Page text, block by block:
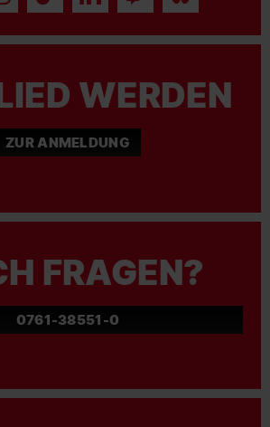
WERDEN
ZUR ANMELDUNG
FRAGEN?
0761-38551-0